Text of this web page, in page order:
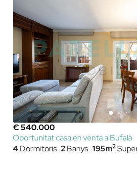
€ 540.000
Oportunitat casa en venta a Bufalà
4Dormitoris 2Banys 195m2